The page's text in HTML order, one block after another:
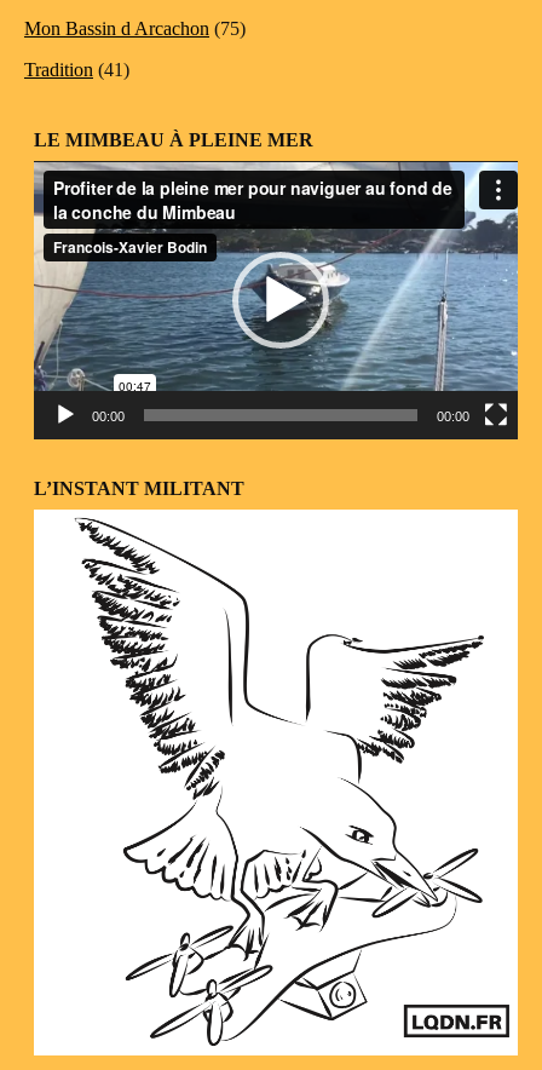
Mon Bassin d Arcachon (75)
Tradition (41)
LE MIMBEAU À PLEINE MER
Lecteur
vidéo
00:00 00:00
L’INSTANT MILITANT